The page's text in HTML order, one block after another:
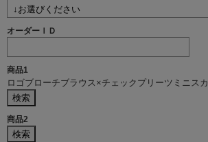
オーダーＩＤ
商品1
ロゴブローチブラウス×チェックプリーツミニス
商品2